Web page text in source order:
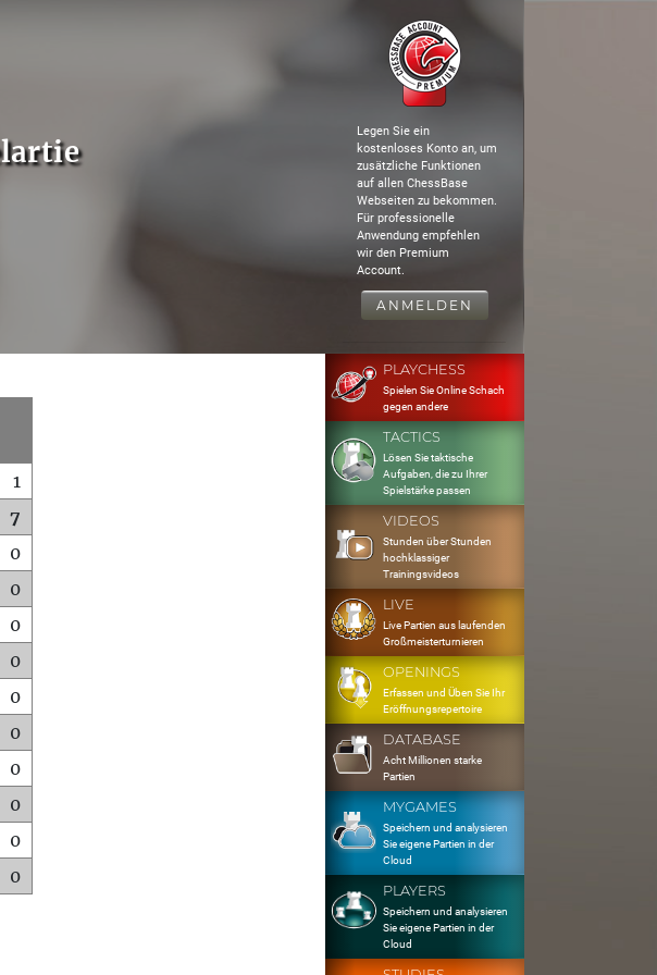
Legen Sie ein
kostenloses Konto an, um
zusätzliche Funktionen
auf allen ChessBase
Webseiten zu bekommen.
Für professionelle
Anwendung empfehlen
wir den Premium
Account.
ANMELDEN
1
7
0
0
0
0
0
0
0
0
0
0
PLAYCHESS
Spielen Sie Online Schach
gegen andere
TACTICS
Lösen Sie taktische
Aufgaben, die zu Ihrer
Spielstärke passen
VIDEOS
Stunden über Stunden
hochklassiger
Trainingsvideos
LIVE
Live Partien aus laufenden
Großmeisterturnieren
OPENINGS
Erfassen und Üben Sie Ihr
Eröffnungsrepertoire
DATABASE
Acht Millionen starke
Partien
MYGAMES
Speichern und analysieren
Sie eigene Partien in der
Cloud
PLAYERS
Speichern und analysieren
Sie eigene Partien in der
Cloud